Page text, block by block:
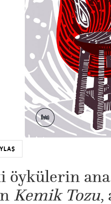
öykülerin ana
Kemik Tozu,